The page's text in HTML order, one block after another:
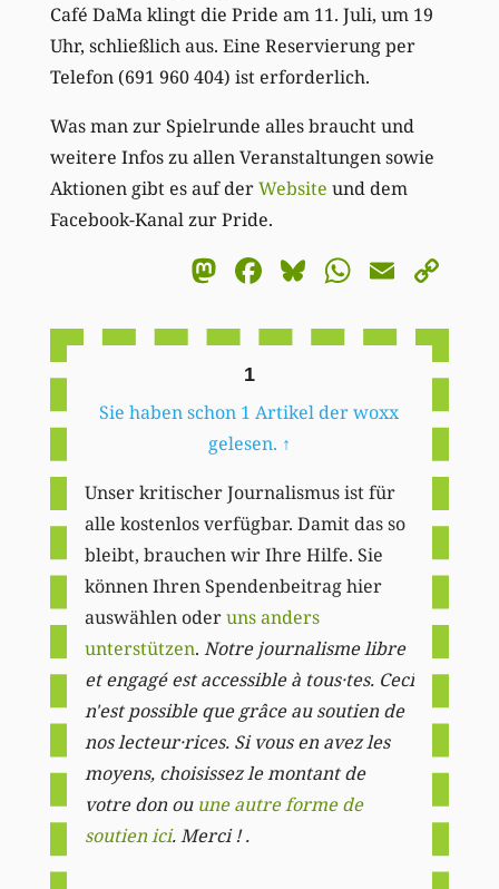
Café DaMa klingt die Pride am 11. Juli, um 19
Uhr, schließlich aus. Eine Reservierung per
Telefon (691 960 404) ist erforderlich.
Was man zur Spielrunde alles braucht und
weitere Infos zu allen Veranstaltungen sowie
Aktionen gibt es auf derWebsite und dem
Facebook-Kanal zur Pride.
Mastodon
Facebook
BlueskyEmail
1
Sie haben schon 1 Artikel der woxx
gelesen. ↑
Unser kritischer Journalismus ist für
alle kostenlos verfügbar. Damit das so
bleibt, brauchen wir Ihre Hilfe. Sie
können Ihren Spendenbeitrag hier
auswählen oderuns anders
unterstützen. Notre journalisme libre
et engagé est accessible à tous·tes. Ceci
n'est possible que grâce au soutien de
nos lecteur·rices. Si vous en avez les
moyens, choisissez le montant de
votre don ou une autre forme de
soutien ici. Merci ! .